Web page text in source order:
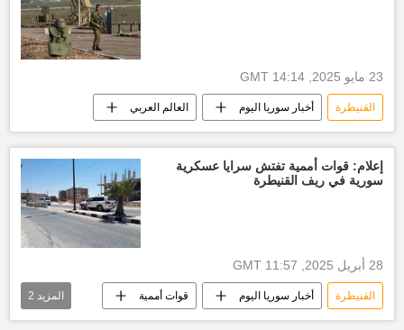
23 مايو 2025, 14:14 GMT
القنيطرة أخبار سوريا اليوم العالم العربي
إعلام: قوات أممية تفتش سرايا عسكرية
سورية في ريف القنيطرة
28 أبريل 2025, 11:57 GMT
القنيطرة أخبار سوريا اليوم قوات أممية
تفتيش إسرائيل
المزيد 2